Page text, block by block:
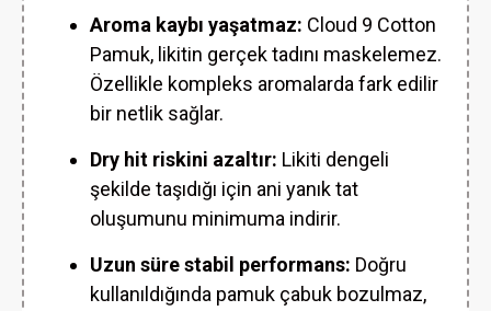
Aroma kaybı yaşatmaz: Cloud 9 Cotton
Pamuk, likitin gerçek tadını maskelemez.
Özellikle kompleks aromalarda fark edilir
bir netlik sağlar.
Dry hit riskini azaltır: Likiti dengeli
şekilde taşıdığı için ani yanık tat
oluşumunu minimuma indirir.
Uzun süre stabil performans: Doğru
kullanıldığında pamuk çabuk bozulmaz,